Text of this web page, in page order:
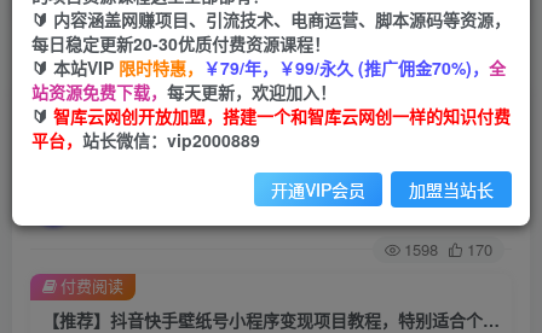
首页 创业课程 会员免费 正文
【推荐】抖音快手壁纸号小程序变现项目教程，特
别适合个人做的短视频掘金项目，简单好操作
关注 私信
1598 170
【推荐】抖音快手壁纸号小程序变现项目教程，特别适合个人做的短视频掘金项目，简单好操作
付费阅读
🔰 内容涵盖网赚项目、引流技术、电商运营、脚本源码等资源，
每日稳定更新20-30优质付费资源课程！
🔰 本站VIP 限时特惠， ￥79/年，￥99/永久 (推广佣金70%)， 全
站资源免费下载， 每天更新，欢迎加入！
🔰 智库云网创开放加盟，搭建一个和智库云网创一样的知识付费
平台， 站长微信：vip2000889
开通VIP会员 加盟当站长